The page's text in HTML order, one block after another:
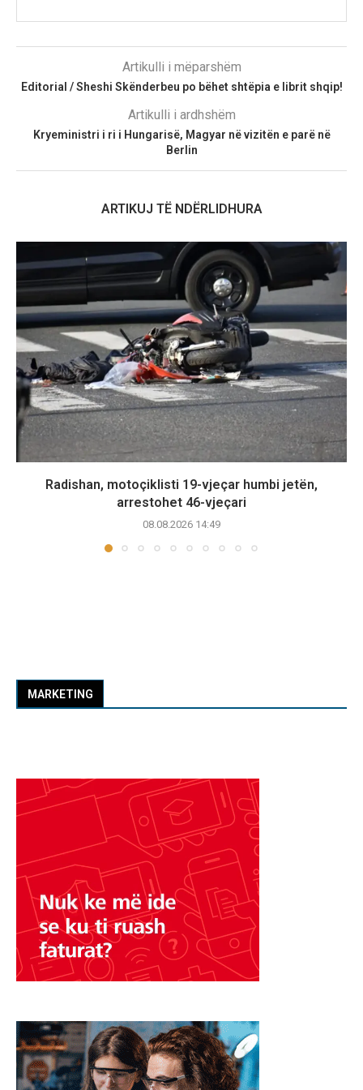
Artikulli i mëparshëm
Editorial / Sheshi Skënderbeu po bëhet shtëpia e librit shqip!
Artikulli i ardhshëm
Kryeministri i ri i Hungarisë, Magyar në vizitën e parë në
Berlin
ARTIKUJ TË NDËRLIDHURA
Radishan, motoçiklisti 19-vjeçar humbi jetën,
arrestohet 46-vjeçari
08.08.2026 14:49
MARKETING